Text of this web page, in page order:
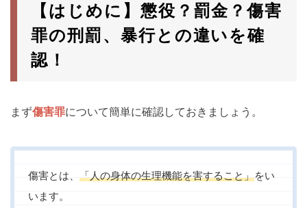
【はじめに】懲役？罰金？傷害
罪の刑罰、暴行との違いを確
認！
まず傷害罪について簡単に確認しておきましょう。
傷害とは、 「人の身体の生理機能を害すること」をい
います。